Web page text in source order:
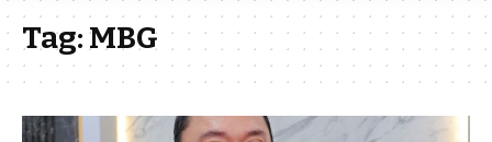
Tag:MBG